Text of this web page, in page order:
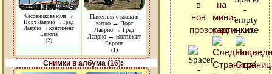
Часовникова кула →
Порт Лаврио → Град
Лаврио → континент
Европа
(2)
Паметник с котва и
витло → Порт
Лаврио → Град
Лаврио → континент
Европа
(1)
Снимки в албума (16):